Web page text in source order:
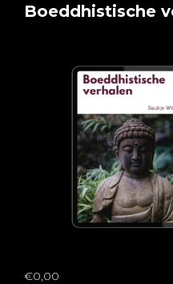
Boeddhistische
€0,00